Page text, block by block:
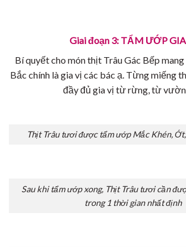
Giai đoạn 3: TẨM ƯỚP
Bí quyết cho món thịt Trâu Gác Bếp
Bắc chính là gia vị các bác ạ. Từng miếng
đầy đủ gia vị từ rừng, từ vườn
Thịt Trâu tươi được tẩm ướp Mắc Khén,
Sau khi tẩm ướp xong, Thịt Trâu tươi cần
trong 1 thời gian nhất định